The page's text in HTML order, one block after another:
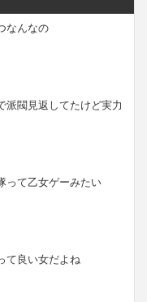
なんなの
派閥見返してたけど実力
って乙女ゲーみたい
て良い女だよね